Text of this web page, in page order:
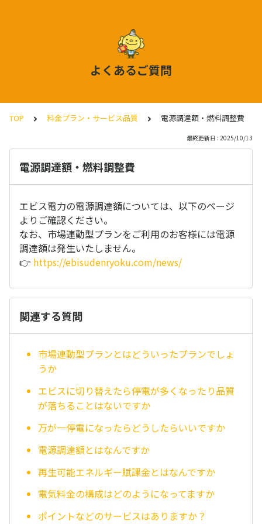
よくあるご質問
TOP 料金プラン・サービス品質 電源調達額・燃料調整費
最終更新日 : 2025/10/13
電源調達額・燃料調整費
エビス電力の電源調達額については、以下のページ
よりご確認ください。
なお、市場連動型プランをご利用のお客様には電源
調達額は発生いたしません。
👉 https://ebisudenryoku.com/news/
関連する質問
市場連動型プランとはどういったプランでしょ
うか
エビスに切り替えたら停電が多くなったり品質
が落ちることはないですか
万が一停電になったらどうしたらいいですか
電源調達額とはなんですか
再生可能エネルギー賦課金とはなんですか
電気料金の構成はどのようになってますか
ポイントなどのサービスはありますか？